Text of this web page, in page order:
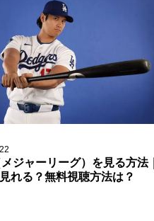
ジャーリーグ）を見る方法｜
れる？無料視聴方法は？